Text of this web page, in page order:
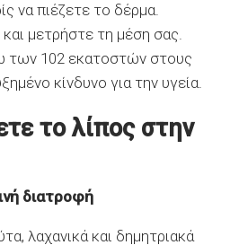
να πιέζετε το δέρμα.
μετρήστε τη μέση σας.
των 102 εκατοστών στους
κίνδυνο για την υγεία.
το λίπος στην
διατροφή
λαχανικά και δημητριακά